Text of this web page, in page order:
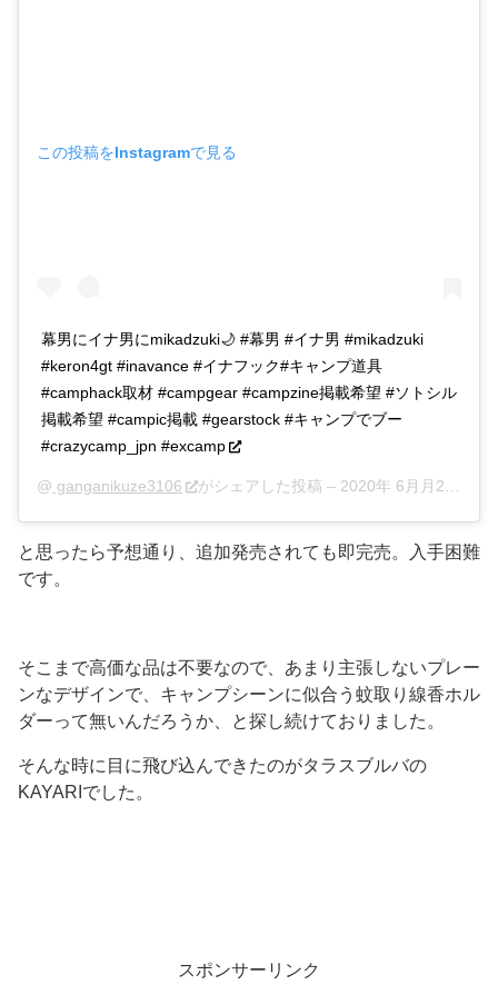
この投稿をInstagramで見る
幕男にイナ男にmikadzuki🌙 #幕男 #イナ男 #mikadzuki
#keron4gt #inavance #イナフック#キャンプ道具
#camphack取材 #campgear #campzine掲載希望 #ソトシル
掲載希望 #campic掲載 #gearstock #キャンプでブー
#crazycamp_jpn #excamp
@ ganganikuze3106 がシェアした投稿 – 2020年 6月月21日午前1時45分PDT
と思ったら予想通り、追加発売されても即完売。入手困難
です。
そこまで高価な品は不要なので、あまり主張しないプレー
ンなデザインで、キャンプシーンに似合う蚊取り線香ホル
ダーって無いんだろうか、と探し続けておりました。
そんな時に目に飛び込んできたのがタラスブルバの
KAYARIでした。
スポンサーリンク